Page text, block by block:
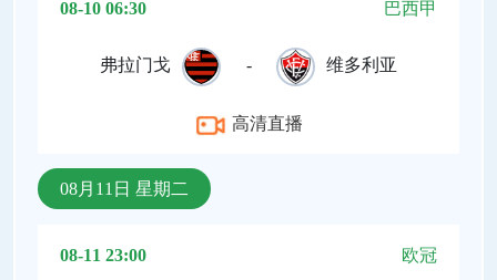
08-10 06:30 巴西甲
弗拉门戈 - 维多利亚
高清直播
08月11日 星期二
08-11 23:00 欧冠